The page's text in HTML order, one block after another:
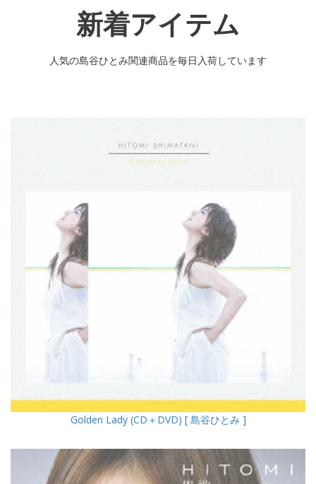
新着アイテム
人気の島谷ひとみ関連商品を毎日入荷しています
Golden Lady (CD＋DVD) [ 島谷ひとみ ]